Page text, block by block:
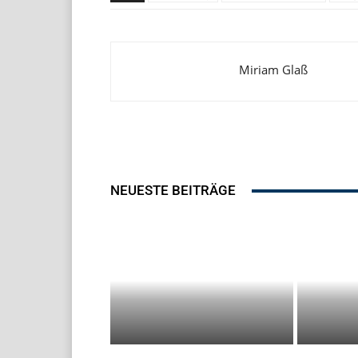
Miriam Glaß
NEUESTE BEITRÄGE